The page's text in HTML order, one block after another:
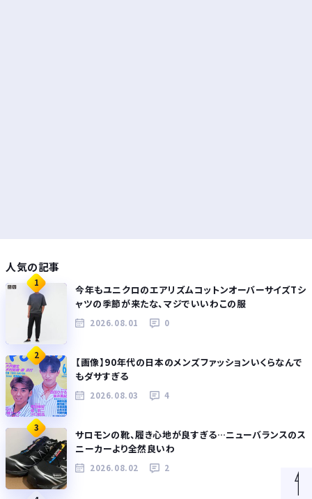
人気の記事
1
今年もユニクロのエアリズムコットンオーバーサイズTシ
ャツの季節が来たな、マジでいいわこの服
2026.08.01 0
2
【画像】90年代の日本のメンズファッションいくらなんで
もダサすぎる
2026.08.03 4
3
サロモンの靴、履き心地が良すぎる…ニューバランスのス
ニーカーより全然良いわ
2026.08.02 2